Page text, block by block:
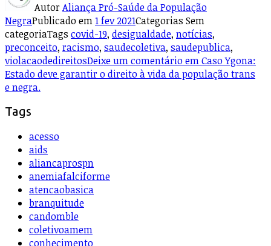
AutorAliança Pró-Saúde da População
NegraPublicado em1 fev 2021Categorias Sem
categoriaTags covid-19, desigualdade, notícias,
preconceito, racismo, saudecoletiva, saudepublica,
violacaodedireitosDeixe um comentárioem Caso Ygona:
Estado deve garantir o direito à vida da população trans
e negra.
Tags
acesso
aids
aliancaprospn
anemiafalciforme
atencaobasica
branquitude
candomble
coletivoamem
conhecimento